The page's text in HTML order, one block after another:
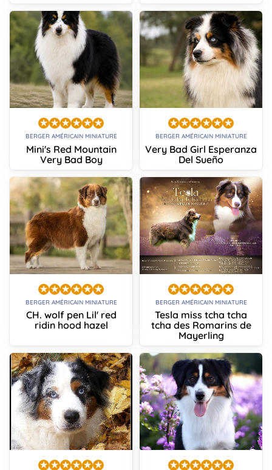
BERGER AMÉRICAIN MINIATURE
Mini's Red Mountain
Very Bad Boy
BERGER AMÉRICAIN MINIATURE
Very Bad Girl Esperanza
Del Sueño
BERGER AMÉRICAIN MINIATURE
CH. wolf pen Lil' red
ridin hood hazel
BERGER AMÉRICAIN MINIATURE
Tesla miss tcha tcha
tcha des Romarins de
Mayerling